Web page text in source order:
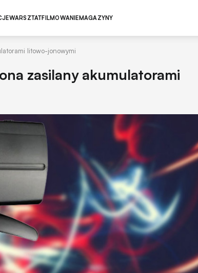
WARSZTATFILMOWANIEMAGAZYNY
litowo-jonowymi
zasilany akumulatorami